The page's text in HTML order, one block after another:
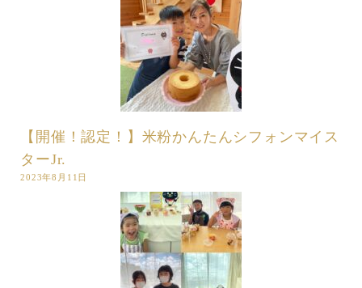
【開催！認定！】米粉かんたんシフォンマイス
ターJr.
2023年8月11日